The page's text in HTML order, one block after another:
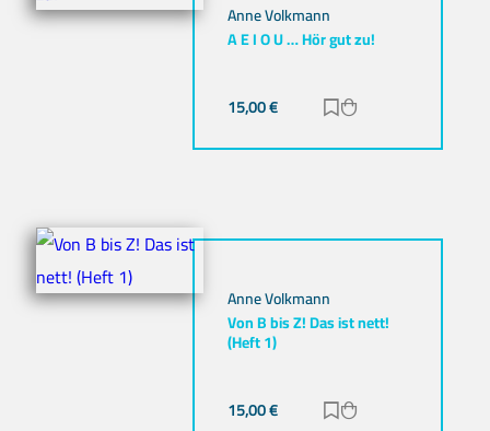
Anne Volkmann
A E I O U … Hör gut zu!
15,00€ Zur Merkliste
Anne Volkmann
Von B bis Z! Das ist nett!
(Heft 1)
15,00€ Zur Merkliste